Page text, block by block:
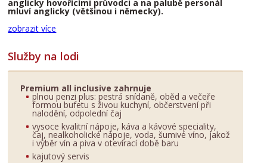
anglicky hovořícími průvodci a na palubě personál
mluví anglicky (většinou i německy).
zobrazit více
Služby na lodi
Premium all inclusive zahrnuje
plnou penzi plus: pestrá snídaně, oběd a večeře
formou bufetu s živou kuchyní, občerstvení při
nalodění, odpolední čaj
vysoce kvalitní nápoje, káva a kávové speciality,
čaj, nealkoholické nápoje, voda, šumivé víno, jakož
i výběr vín a piva v otevírací době baru
kajutový servis